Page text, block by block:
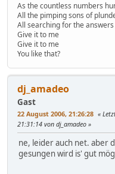
As the countless numbers
All the pimping sons of
All searching for the
Give it to me
Give it to me
You like that?
dj_amadeo
Gast
22 August 2006, 21:26:28
21:31:14 von dj_amadeo
ne, leider auch net. aber
gesungen wird is' gut